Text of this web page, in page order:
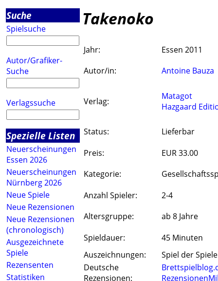
Suche
Spielsuche
Autor/Grafiker-
Suche
Verlagssuche
Spezielle Listen
Neuerscheinungen
Essen 2026
Neuerscheinungen
Nürnberg 2026
Neue Spiele
Neue Rezensionen
Neue Rezensionen
(chronologisch)
Ausgezeichnete
Spiele
Rezensenten
Statistiken
Takenoko
Jahr:
Essen 2011
Autor/in:
Antoine Bauza
Verlag:
Matagot
Hazgaard
Status:
Lieferbar
Preis:
EUR 33.00
Kategorie:
Anzahl Spieler:
2-4
Altersgruppe:
ab 8 Jahre
Spieldauer:
45 Minuten
Auszeichnungen:
Spiel der
Deutsche
Rezensionen: